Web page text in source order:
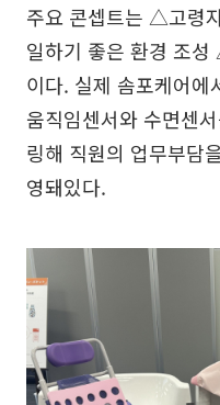
주요 콘셉트는 △고령
일하기 좋은 환경 조
이다. 실제 솜포케어에
움직임센서와 수면센
링해 직원의 업무부담
영돼있다.